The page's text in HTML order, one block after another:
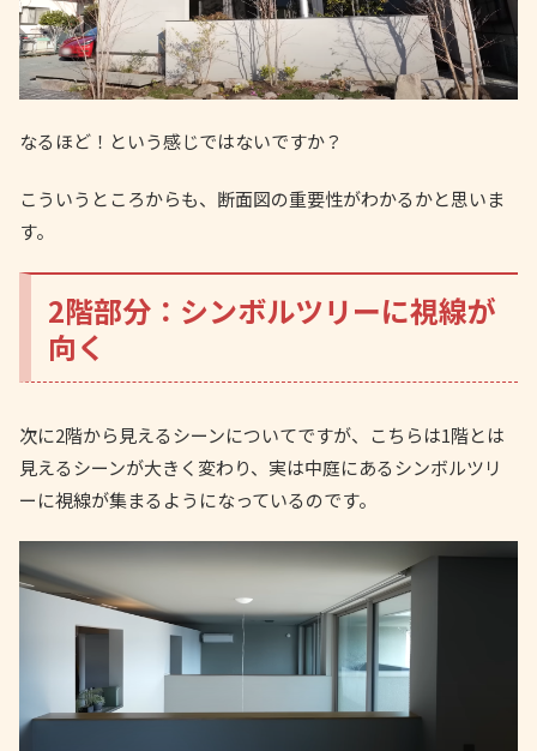
なるほど！という感じではないですか？
こういうところからも、断面図の重要性がわかるかと思いま
す。
2階部分：シンボルツリーに視線が
向く
次に2階から見えるシーンについてですが、こちらは1階とは
見えるシーンが大きく変わり、実は中庭にあるシンボルツリ
ーに視線が集まるようになっているのです。